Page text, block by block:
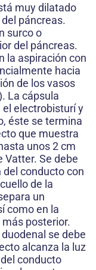
muy dilatado
páncreas.
surco o
del páncreas.
la aspiración con
hacia
de los vasos
La cápsula
el electrobisturí y
éste se termina
que muestra
unos 2 cm
Vatter. Se debe
conducto con
de la
un
como en la
posterior.
se debe
alcanza la luz
conducto